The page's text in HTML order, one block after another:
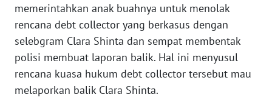
memerintahkan anak buahnya untuk menolak
rencana debt collector yang berkasus dengan
selebgram Clara Shinta dan sempat membentak
polisi membuat laporan balik. Hal ini menyusul
rencana kuasa hukum debt collector tersebut mau
melaporkan balik Clara Shinta.
WN
WN
BANTEN
WN